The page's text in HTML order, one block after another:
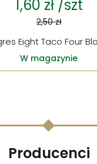
1,60 zł /szt
2,50 zł
Eight Taco Four
W magazynie
Producenci